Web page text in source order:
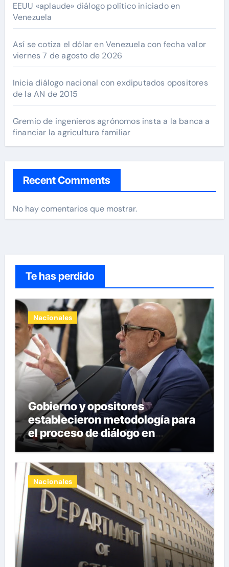
EEUU «aplaude» diálogo político iniciado en
Venezuela
Así se cotiza el dólar en Venezuela con fecha valor
viernes 7 de agosto de 2026
Inicia diálogo nacional con exdiputados opositores
de la AN de 2015
Gremio de ingenieros agrónomos insta a la banca a
financiar la agricultura familiar
Recent Comments
No hay comentarios que mostrar.
Te has perdido
Nacionales
Gobierno y opositores
establecieron metodología para
el proceso de diálogo en
Venezuela
Nacionales